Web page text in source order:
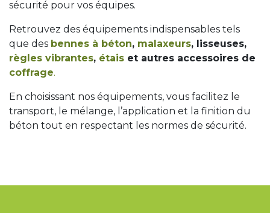
sécurité pour vos équipes.
Retrouvez des équipements indispensables tels
que des bennes à béton, malaxeurs, lisseuses,
règles vibrantes, étais et autres accessoires de
coffrage.
En choisissant nos équipements, vous facilitez le
transport, le mélange, l’application et la finition du
béton tout en respectant les normes de sécurité.